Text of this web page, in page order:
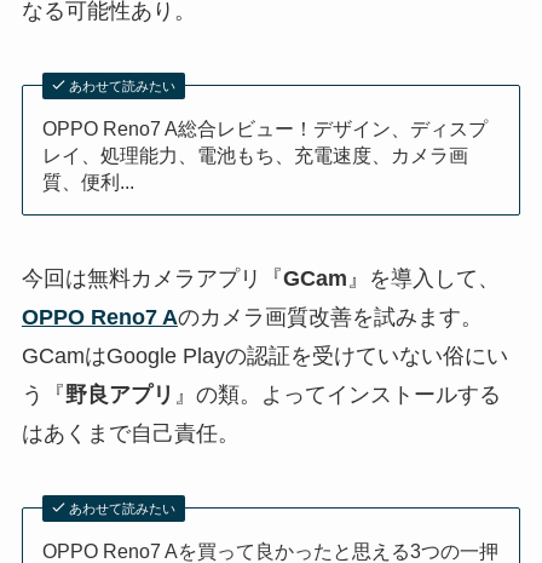
なる可能性あり。
あわせて読みたい
OPPO Reno7 A総合レビュー！デザイン、ディスプ
レイ、処理能力、電池もち、充電速度、カメラ画
質、便利...
今回は無料カメラアプリ『GCam 』を導入して、
OPPO Reno7 Aのカメラ画質改善を試みます。
GCamはGoogle Playの認証を受けていない俗にい
う『野良アプリ 』の類。よってインストールする
はあくまで自己責任。
あわせて読みたい
OPPO Reno7 Aを買って良かったと思える3つの一押